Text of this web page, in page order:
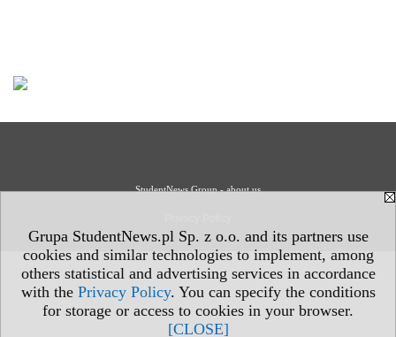
Grupa StudentNews.pl Sp. z o.o. and its partners use
cookies and similar technologies to implement, among
others statistical and advertising services in accordance
with the Privacy Policy. You can specify the conditions
for storage or access to cookies in your browser.
[CLOSE]
StudentNews Group - about us